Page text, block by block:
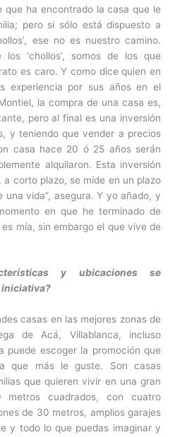
que ha encontrado la casa que le
pero si sólo está dispuesto a
ese no es nuestro camino.
los ‘chollos’, somos de los que
es caro. Y como dice quien en
experiencia por sus años en el
la compra de una casa es,
pero al final es una inversión
y teniendo que vender a precios
casa hace 20 ó 25 años serán
alquilaron. Esta inversión
a corto plazo, se mide en un plazo
una vida”, asegura. Y yo añado, y
en que he terminado de
mía, sin embargo el que vive de
y ubicaciones se
iniciativa?
casas en las mejores zonas de
de Acá, Villablanca, incluso
puede escoger la promoción que
que más le guste. Son casas
que quieren vivir en una gran
cuadrados, con cuatro
de 30 metros, amplios garajes
y todo lo que puedas imaginar y